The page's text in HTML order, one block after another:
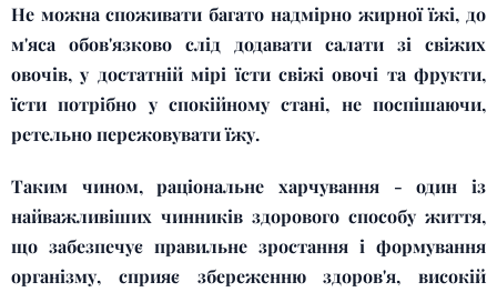
Не можна споживати багато надмірно жирної їжі, до
м'яса обов'язково слід додавати салати зі свіжих
овочів, у достатній мірі їсти свіжі овочі та фрукти,
їсти потрібно у спокійному стані, не поспішаючи,
ретельно пережовувати їжу.
Таким чином, раціональне харчування - один із
найважливіших чинників здорового способу життя,
що забезпечує правильне зростання і формування
організму, сприяє збереженню здоров'я, високій